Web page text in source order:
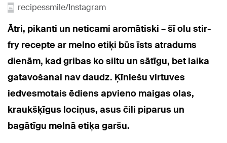
recipessmile/Instagram
Ātri, pikanti un neticami aromātiski – šī olu stir-
fry recepte ar melno etiķi būs īsts atradums
dienām, kad gribas ko siltu un sātīgu, bet laika
gatavošanai nav daudz. Ķīniešu virtuves
iedvesmotais ēdiens apvieno maigas olas,
kraukšķīgus lociņus, asus čili piparus un
bagātīgu melnā etiķa garšu.